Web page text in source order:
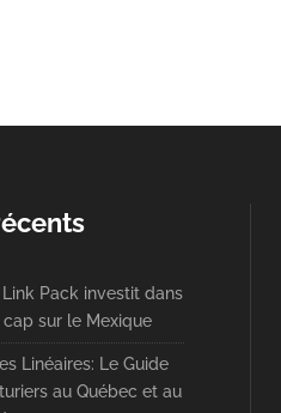
Pack investit dans
sur le Mexique
Linéaires: Le Guide
au Québec et au